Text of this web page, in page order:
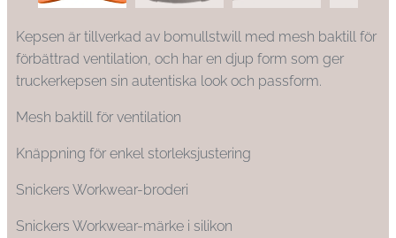
Kepsen är tillverkad av bomullstwill med mesh baktill för
förbättrad ventilation, och har en djup form som ger
truckerkepsen sin autentiska look och passform.
Mesh baktill för ventilation
Knäppning för enkel storleksjustering
Snickers Workwear-broderi
Snickers Workwear-märke i silikon